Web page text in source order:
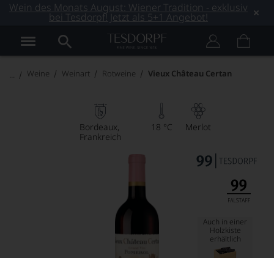
Wein des Monats August: Wiener Tradition - exklusiv
bei Tesdorpf! Jetzt als 5+1 Angebot!
Weine Weinart Rotweine Vieux Château Certan
Bordeaux
Frankreich
18 °C Merlot
Auch in einer
Holzkiste
erhältlich